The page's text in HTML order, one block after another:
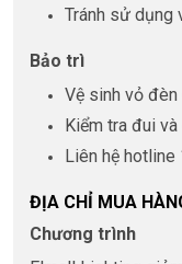
Tránh sử dụng
Bảo trì
Vệ sinh vỏ đèn
Kiểm tra đui
Liên hệ
ĐỊA CHỈ MUA
Chương trình